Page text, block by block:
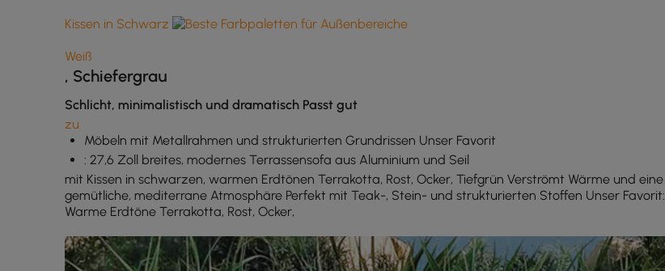
Kissen in Schwarz
Weiß
, Schiefergrau
Schlicht, minimalistisch und dramatisch Passt gut
zu
Möbeln mit Metallrahmen und strukturierten Grundrissen Unser Favorit
: 27,6 Zoll breites, modernes Terrassensofa aus Aluminium und Seil
mit Kissen in schwarzen, warmen Erdtönen Terrakotta, Rost, Ocker, Tiefgrün Verströmt Wärme und eine
gemütliche, mediterrane Atmosphäre Perfekt mit Teak-, Stein- und strukturierten Stoffen Unser Favorit:
Warme Erdtöne Terrakotta, Rost, Ocker,